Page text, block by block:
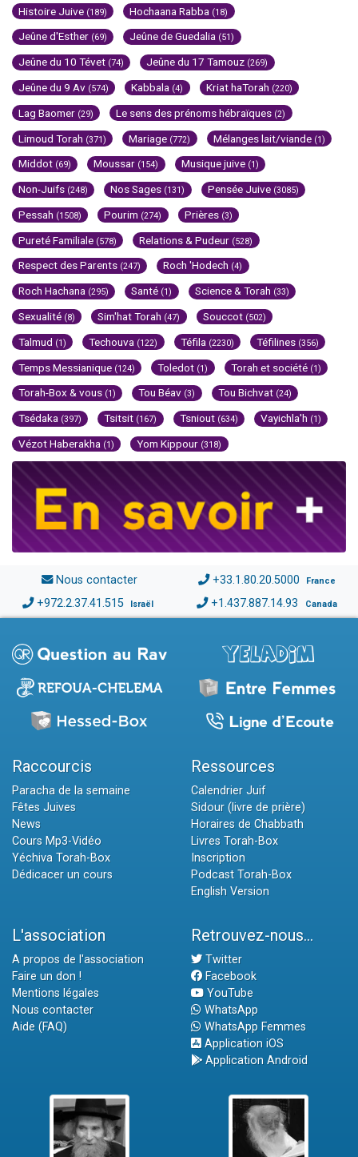
Histoire Juive (189) Hochaana Rabba (18)
Jeûne d'Esther (69) Jeûne de Guedalia (51)
Jeûne du 10 Tévet (74) Jeûne du 17 Tamouz (269)
Jeûne du 9 Av (574) Kabbala (4) Kriat haTorah (220)
Lag Baomer (29) Le sens des prénoms hébraïques (2)
Limoud Torah (371) Mariage (772) Mélanges lait/viande (1)
Middot (69) Moussar (154) Musique juive (1)
Non-Juifs (248) Nos Sages (131) Pensée Juive (3085)
Pessah (1508) Pourim (274) Prières (3)
Pureté Familiale (578) Relations & Pudeur (528)
Respect des Parents (247) Roch 'Hodech (4)
Roch Hachana (295) Santé (1) Science & Torah (33)
Sexualité (8) Sim'hat Torah (47) Souccot (502)
Talmud (1) Techouva (122) Téfila (2230) Téfilines (356)
Temps Messianique (124) Toledot (1) Torah et société (1)
Torah-Box & vous (1) Tou Béav (3) Tou Bichvat (24)
Tsédaka (397) Tsitsit (167) Tsniout (634) Vayichla'h (1)
Vézot Haberakha (1) Yom Kippour (318)
Nous contacter +33.1.80.20.5000 France
+972.2.37.41.515 Israël +1.437.887.14.93 Canada
Raccourcis
Paracha de la semaine
Fêtes Juives
News
Cours Mp3-Vidéo
Yéchiva Torah-Box
Dédicacer un cours
Ressources
Calendrier Juif
Sidour (livre de prière)
Horaires de Chabbath
Livres Torah-Box
Inscription
Podcast Torah-Box
English Version
L'association
A propos de l'association
Faire un don !
Mentions légales
Nous contacter
Aide (FAQ)
Retrouvez-nous...
Twitter
Facebook
YouTube
WhatsApp
WhatsApp Femmes
Application iOS
Application Android